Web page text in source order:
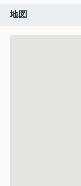
地図